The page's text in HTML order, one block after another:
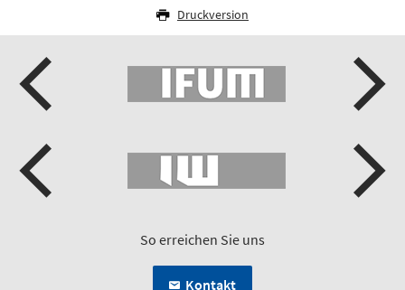
Druckversion
So erreichen Sie uns
Kontakt